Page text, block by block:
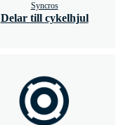
Syncros
Delar till cykelhjul